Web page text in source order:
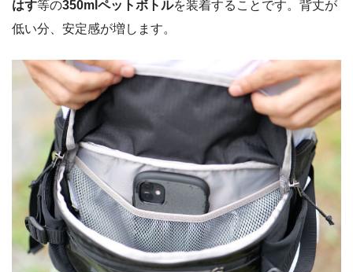
はす等の350mlペットボトルを装着することです。背丈が
低い分、安定感が増します。